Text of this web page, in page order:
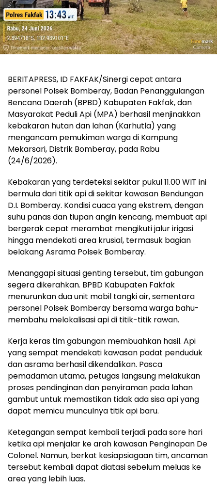
BERITAPRESS, ID FAKFAK/Sinergi cepat antara
personel Polsek Bomberay, Badan Penanggulangan
Bencana Daerah (BPBD) Kabupaten Fakfak, dan
Masyarakat Peduli Api (MPA) berhasil menjinakkan
kebakaran hutan dan lahan (Karhutla) yang
mengancam pemukiman warga di Kampung
Mekarsari, Distrik Bomberay, pada Rabu
(24/6/2026).
​Kebakaran yang terdeteksi sekitar pukul 11.00 WIT ini
bermula dari titik api di sekitar kawasan Bendungan
D.I. Bomberay. Kondisi cuaca yang ekstrem, dengan
suhu panas dan tiupan angin kencang, membuat api
bergerak cepat merambat mengikuti jalur irigasi
hingga mendekati area krusial, termasuk bagian
belakang Asrama Polsek Bomberay.
​Menanggapi situasi genting tersebut, tim gabungan
segera dikerahkan. BPBD Kabupaten Fakfak
menurunkan dua unit mobil tangki air, sementara
personel Polsek Bomberay bersama warga bahu-
membahu melokalisasi api di titik-titik rawan.
​Kerja keras tim gabungan membuahkan hasil. Api
yang sempat mendekati kawasan padat penduduk
dan asrama berhasil dikendalikan. Pasca
pemadaman utama, petugas langsung melakukan
proses pendinginan dan penyiraman pada lahan
gambut untuk memastikan tidak ada sisa api yang
dapat memicu munculnya titik api baru.
​Ketegangan sempat kembali terjadi pada sore hari
ketika api menjalar ke arah kawasan Penginapan De
Colonel. Namun, berkat kesiapsiagaan tim, ancaman
tersebut kembali dapat diatasi sebelum meluas ke
area yang lebih luas.